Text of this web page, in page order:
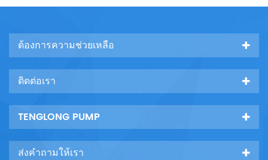
ของเหลวกัดกร่อนอื่น ๆ สามารถ
อุณหภูมิสูง.22
ต้องการความช่วยเหลือ
ติดต่อเรา
TENGLONG PUMP
ส่งคำถามให้เรา